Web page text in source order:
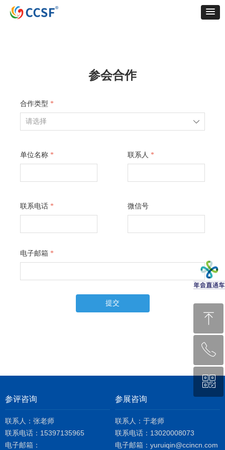
参会合作
合作类型 *
ꄳ
单位名称 * 联系人 *
联系电话 * 微信号
电子邮箱 *
提交
参评咨询
联系人：张老师
联系电话：15397135965
电子邮箱：
参展咨询
联系人：于老师
联系电话：13020008073
电子邮箱：yuruiqin@ccincn.com
ꁸ
回到顶部
ꂅ
0571-8878-8870
ꀥ